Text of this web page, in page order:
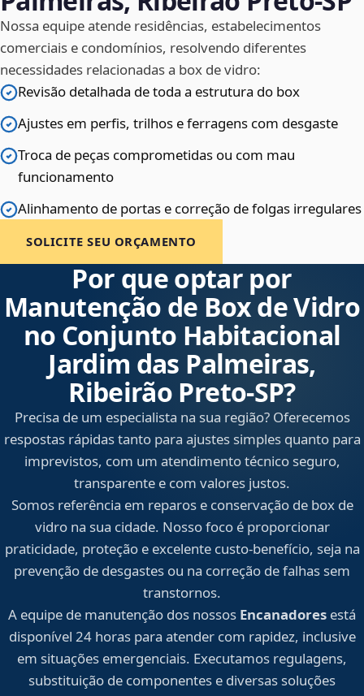
Nossa equipe atende residências, estabelecimentos
comerciais e condomínios, resolvendo diferentes
necessidades relacionadas a box de vidro:
Revisão detalhada de toda a estrutura do box
Ajustes em perfis, trilhos e ferragens com desgaste
Troca de peças comprometidas ou com mau
funcionamento
Alinhamento de portas e correção de folgas irregulares
SOLICITE SEU ORÇAMENTO
Por que optar por
Manutenção de Box de Vidro
no Conjunto Habitacional
Jardim das Palmeiras,
Ribeirão Preto‑SP?
Precisa de um especialista na sua região? Oferecemos
respostas rápidas tanto para ajustes simples quanto para
imprevistos, com um atendimento técnico seguro,
transparente e com valores justos.
Somos referência em reparos e conservação de box de
vidro na sua cidade. Nosso foco é proporcionar
praticidade, proteção e excelente custo-benefício, seja na
prevenção de desgastes ou na correção de falhas sem
transtornos.
A equipe de manutenção dos nossos Encanadores está
disponível 24 horas para atender com rapidez, inclusive
em situações emergenciais. Executamos regulagens,
substituição de componentes e diversas soluções